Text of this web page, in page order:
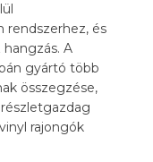
rendszerhez, és
A
gyártó több
összegzése,
rajongók